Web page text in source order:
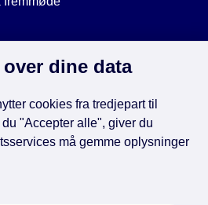
dine data
cookies fra tredjepart til
"Accepter alle", giver du
må gemme oplysninger